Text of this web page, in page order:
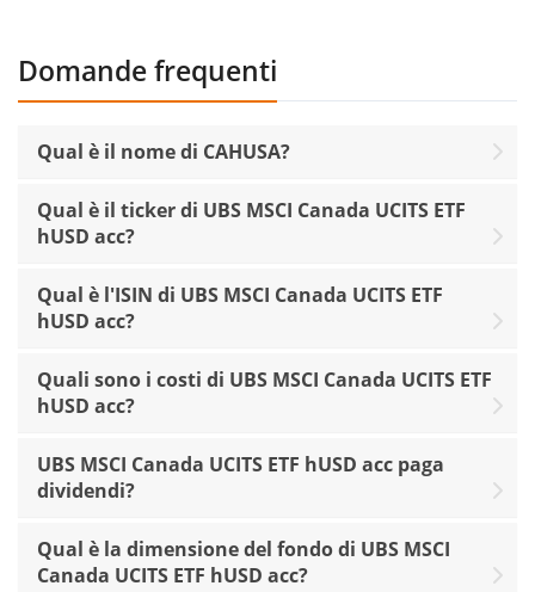
Domande frequenti
Qual è il nome di CAHUSA?
Qual è il ticker di UBS MSCI Canada UCITS ETF
hUSD acc?
Qual è l'ISIN di UBS MSCI Canada UCITS ETF
hUSD acc?
Quali sono i costi di UBS MSCI Canada UCITS ETF
hUSD acc?
UBS MSCI Canada UCITS ETF hUSD acc paga
dividendi?
Qual è la dimensione del fondo di UBS MSCI
Canada UCITS ETF hUSD acc?